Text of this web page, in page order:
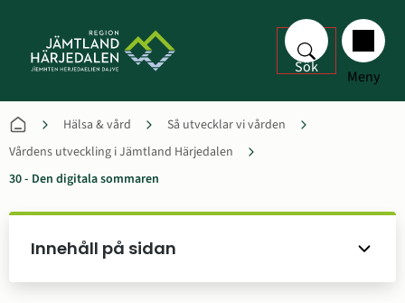
Sök Meny
Hälsa & vård
Så utvecklar vi vården
Vårdens utveckling i Jämtland Härjedalen
30 - Den digitala sommaren
Innehåll på sidan